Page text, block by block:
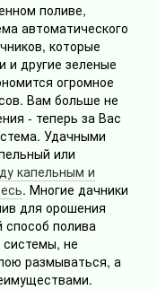
поливе,
автоматического
которые
и другие зеленые
огромное
Вам больше не
- теперь за Вас
Удачными
или
капельным и
. Многие дачники
для орошения
способ полива
системы, не
размываться, а